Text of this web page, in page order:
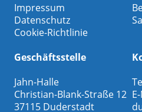
Impressum
Datenschutz
Cookie-Richtlinie
Geschäftsstelle
Jahn-Halle
Christian-Blank-Straße 12
37115 Duderstadt